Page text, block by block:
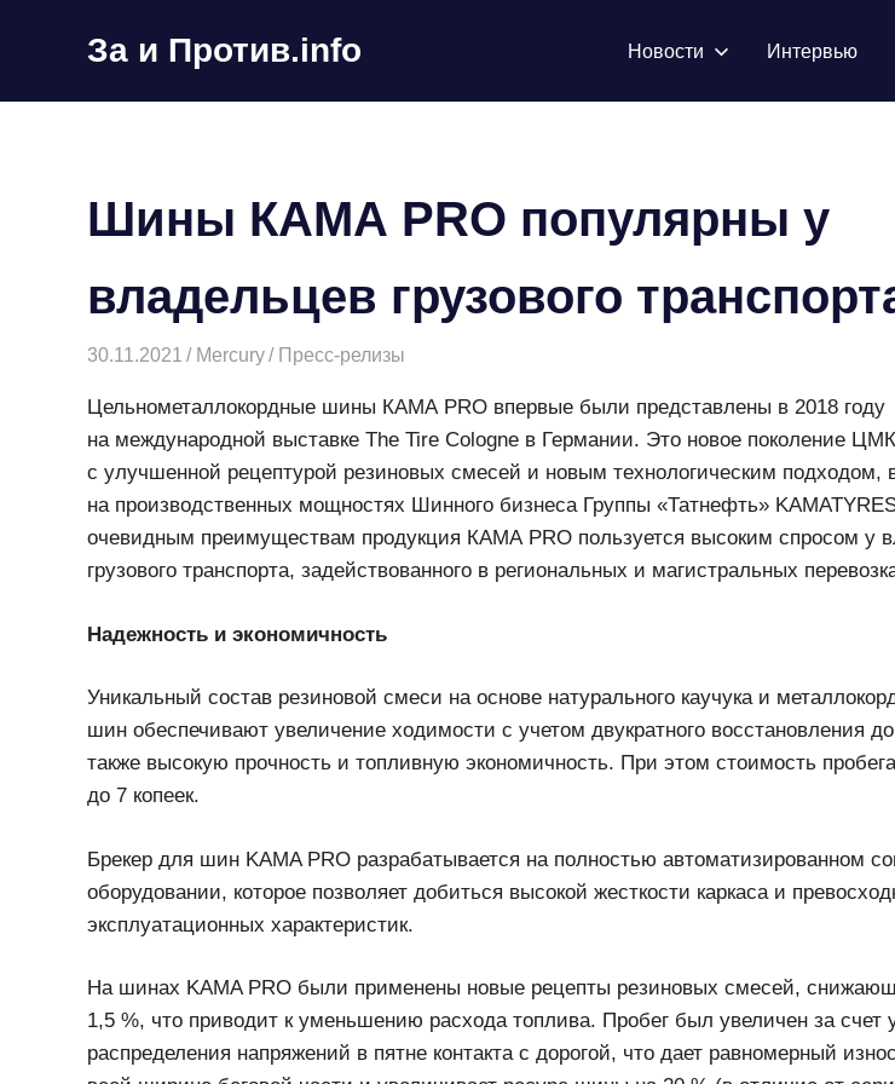
к
За и Против.info Новости Интервью
Шины КАМА PRO популярны у
владельцев грузового
30.11.2021 Mercury Пресс-релизы
Цельнометаллокордные шины КАМА PRO впервые были представлены в 2018 году
на международной выставке The Tire Cologne в Германии. Это новое поколение
с улучшенной рецептурой резиновых смесей и новым технологическим подходом,
выпускаемые на производственных мощностях Шинного бизнеса Группы
KAMATYRES. Благодаря очевидным преимуществам продукция КАМА PRO
спросом у владельцев грузового транспорта, задействованного в региональных и
Уникальный состав резиновой смеси на основе натурального каучука и
каркас шин обеспечивают увеличение ходимости с учетом двукратного
000 км, а также высокую прочность и топливную экономичность. При этом
Брекер для шин KAMA PRO разрабатывается на полностью автоматизированном
современном оборудовании, которое позволяет добиться высокой жесткости
На шинах KAMA PRO были применены новые рецепты резиновых смесей,
1,5 %, что приводит к уменьшению расхода топлива. Пробег был увеличен за счет